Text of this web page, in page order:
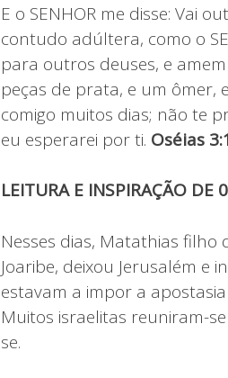
E o SENHOR me disse: Vai
contudo adúltera, como o
para outros deuses, e
peças de prata, e um ômer,
comigo muitos dias; não te
eu esperarei por ti. Oséias
LEITURA E INSPIRAÇÃO DE
Nesses dias, Matathias filho
Joaribe, deixou Jerusalém e
estavam a impor a
Muitos israelitas reuniram-
se.